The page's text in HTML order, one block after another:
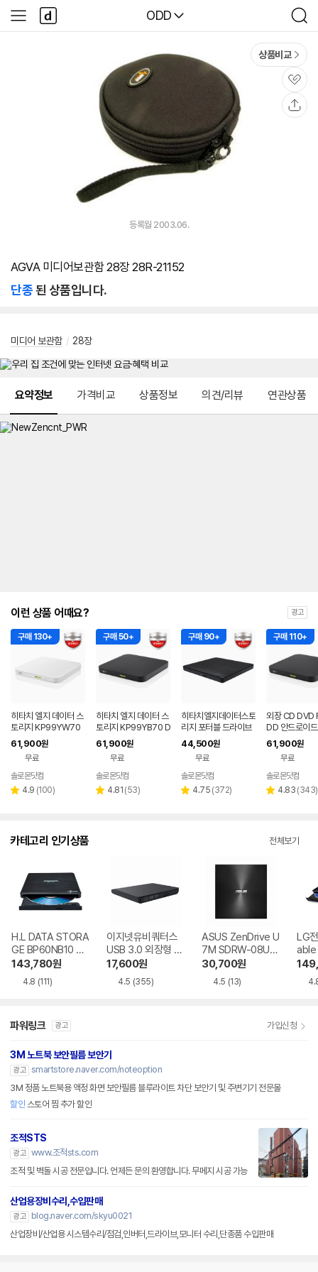
다나와
ODD
검
색
사
이
다
나
와
상품비교
관
심
등록월 2003.06.
AGVA 미디어보관함 28장 28R-21152
단종된 상품입니다.
미디어 보관함 / 28장
요약정보 가격비교 상품정보 의견/리뷰 연관상품
이런 상품 어때요? 광고
구매 130+
히타치 엘지 데이터 스
토리지 KP99YW70
DVD 화이트 외장OD
D CD DVD 리핑 안드
로이드
61,900원
무료
페이
솔로몬닷컴
별 4.9 리
(100)
구매 50+
히타치 엘지 데이터 스
토리지 KP99YB70 D
VD 블랙 외장ODD C
D DVD 리핑 안드로이
61,900원
무료
페이
솔로몬닷컴
별 4.81 리
(53)
구매 90+
히타치엘지데이터스토
리지 포터블 드라이브
데스크탑 노트북 CD
DVD
44,500원
무료
솔로몬닷컴
별 4.75 리
(372)
구매 110+
외장 CD DVD
DD 안드로이
트폰 지원
블랙 히타치엘
9YB70
61,900원
무료
솔로몬닷컴
별 4.83 리
(343)
카테고리 인기상품 전체보기
H.L DATA STORA
GE BP60NB10 블
루레이 외장ODD
143,780원
4.8 (111)
이지넷유비쿼터스
USB 3.0 외장형 D
VD-RW NEXT-20
0DVD-RW
17,600원
4.5 (355)
ASUS ZenDrive U
7M SDRW-08U7
M-U-B
30,700원
4.5 (13)
LG
able
파워링크 광고 가입신청
3M 노트북 보안필름 보안기
광고 smartstore.naver.com/noteoption
3M 정품 노트북용 액정 화면 보안필름 블루라이트 차단 보안기 및 주변기기 전문몰
할인 스토어 찜 추가 할인
조적STS
광고 www.조적sts.com
조적 및 벽돌 시공 전문입니다. 언제든 문의 환영합니다. 무메지 시공 가능
산업용장비수리,수입판매
광고
blog.naver.com/skyu0021
산업장비/산업용 시스템수리/점검,인버터,드라이브,모니터 수리,단종품 수입판매